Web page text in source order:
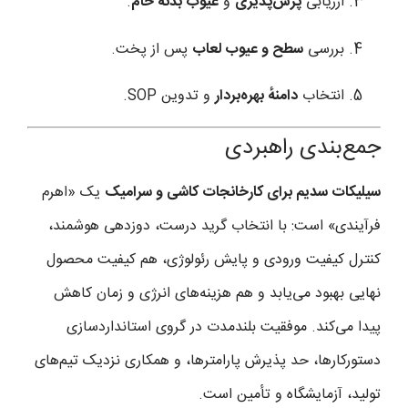
بررسی سطح و عیوب لعاب پس از پخت.
انتخاب دامنهٔ بهره‌بردارو تدوین SOP.
جمع‌بندی راهبردی
سیلیکات سدیم برای کارخانجات کاشی و سرامیک یک «اهرم
فرآیندی» است: با انتخاب گرید درست، دوزدهی هوشمند،
کنترل کیفیت ورودی و پایش رئولوژی، هم کیفیت محصول
نهایی بهبود می‌یابد و هم هزینه‌های انرژی و زمان کاهش
پیدا می‌کند. موفقیت بلندمدت در گروی استانداردسازی
دستورکارها، حد پذیرش پارامترها، و همکاری نزدیک تیم‌های
تولید، آزمایشگاه و تأمین است.